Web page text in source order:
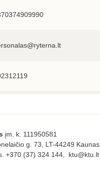
įm. k. 111950581
g. 73, LT-44249 Kaunas
+370 (37) 324 144, ktu@ktu.lt